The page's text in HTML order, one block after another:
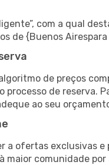
com a qual
de {Buenos
de preços
de reserva.
ao seu
a ofertas exclusivas
comunidade